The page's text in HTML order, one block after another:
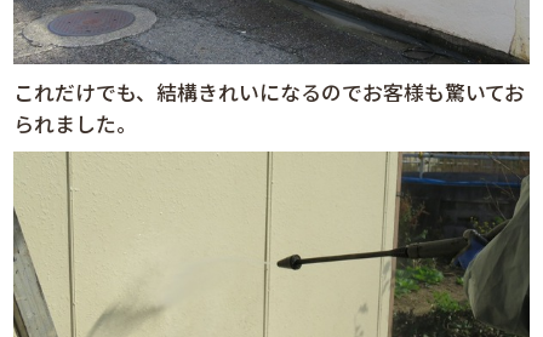
これだけでも、結構きれいになるのでお客様も驚いてお
られました。